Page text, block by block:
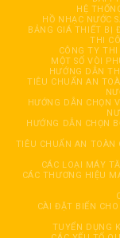
HỆ
HỒ NHẠC NƯỚC
BẢNG GIÁ THIẾT BỊ
THI
CÔNG TY
MỘT SỐ VÒI
HƯỚNG DẪN
TIÊU CHUẨN AN
HƯỚNG DẪN CHỌN
HƯỚNG DẪN CHỌN
TIÊU CHUẨN AN TOÀN
CÁC LOẠI MÁY
CÁC THƯƠNG HIỆU
CÀI ĐẶT BIẾN
TUYỂN DỤNG